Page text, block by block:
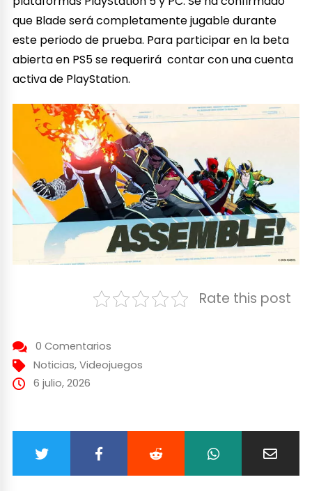
que Blade será completamente jugable durante
este periodo de prueba. Para participar en la beta
abierta en PS5 se requerirá contar con una cuenta
activa de PlayStation.
Rate this post
0 Comentarios
Noticias, Videojuegos
6 julio, 2026